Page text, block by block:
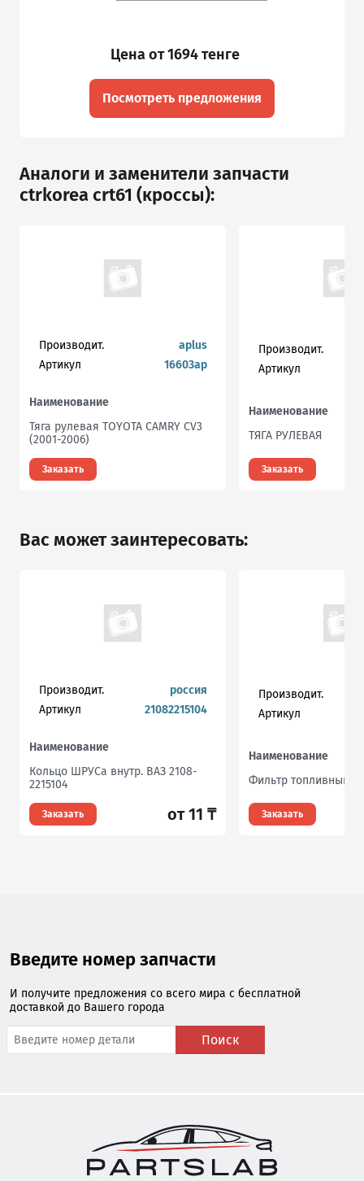
Цена от 1694 тенге
Посмотреть предложения
Аналоги и заменители запчасти
ctrkorea crt61 (кроссы):
Производит.
aplus
Артикул
16603ap
Наименование
Тяга рулевая TOYOTA CAMRY CV3
(2001-2006)
Заказать
Производит.
Артикул
Наименование
ТЯГА РУЛЕВАЯ
Заказать
Вас может заинтересовать:
Производит.
россия
Артикул
21082215104
Наименование
Кольцо ШРУСа внутр. ВАЗ 2108-
2215104
Заказать от 11 ₸
Производит.
Артикул
Наименование
Фильтр топливный
Заказать
Введите номер запчасти
И получите предложения со всего мира с бесплатной
доставкой до Вашего города
Поиск